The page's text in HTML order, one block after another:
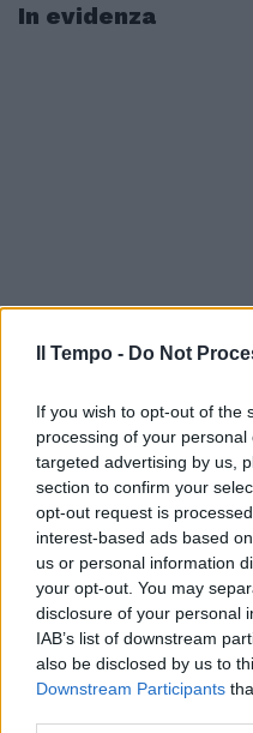
Il Tempo - Do Not
If you wish to opt-out of the
processing of your
targeted advertising by us,
section to confirm your
opt-out request is
interest-based ads based
us or personal information
your opt-out. You may
disclosure of your personal
IAB’s list of downstream
also be disclosed by us to
Downstream Participants
In evidenza